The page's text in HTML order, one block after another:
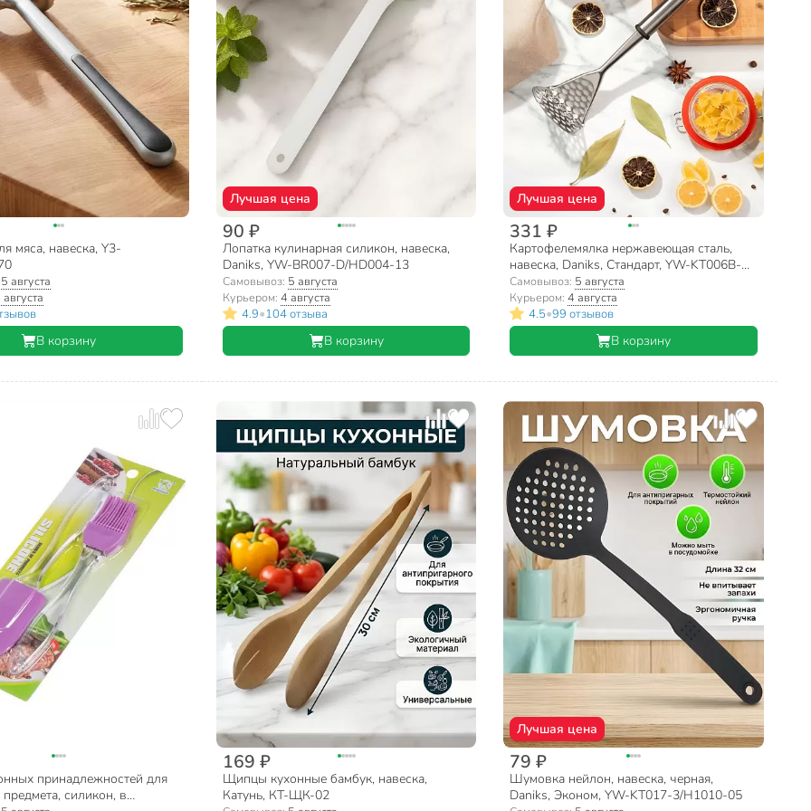
мяса, навеска, Y3-
5 августа
В корзину
Лучшая цена
90 ₽
Лопатка кулинарная силикон, навеска,
Daniks, YW-BR007-D/HD004-13
Самовывоз: 5 августа
Курьером: 4 августа
4.9•104 отзыва
В корзину
Лучшая цена
331 ₽
Картофелемялка нержавеющая сталь,
навеска, Daniks, Стандарт, YW-KT006B-
1/D-002
Самовывоз: 5 августа
Курьером:4 августа
4.5•99 отзывов
В корзину
принадлежностей для
силикон, в
169 ₽
Щипцы кухонные бамбук, навеска,
Катунь, КТ-ЩК-02
Лучшая цена
79 ₽
Шумовка нейлон, навеска, черная,
Daniks, Эконом, YW-KT017-3/H1010-05